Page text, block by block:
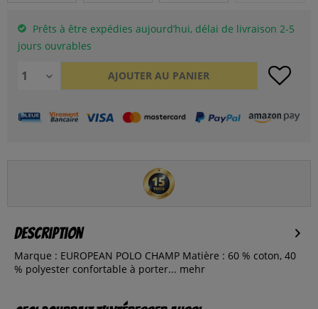
Prêts à être expédies aujourd’hui, délai de livraison 2-5
jours ouvrables
AJOUTER AU PANIER
Description
Marque : EUROPEAN POLO CHAMP Matière : 60 % coton, 40
% polyester confortable à porter... mehr